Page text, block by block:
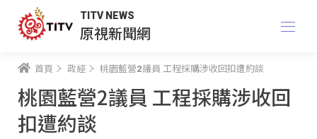
TITV NEWS
原視新聞網
首頁 政經 桃園藍營2議員 工程採購涉收回扣遭約談
桃園藍營2議員 工程採購涉收回
扣遭約談